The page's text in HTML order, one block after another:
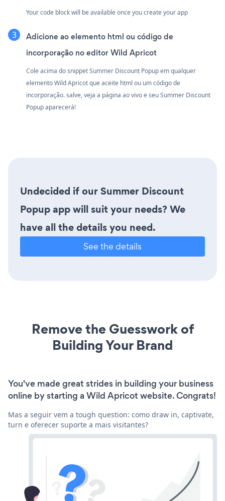
Your code block will be available once you create your app
Adicione ao elemento html ou código de
incorporação no editor Wild Apricot
Cole acima do snippet Summer Discount Popup em qualquer
elemento Wild Apricot que aceite html ou um código de
incorporação. salve, veja a página ao vivo e seu Summer Discount
Popup aparecerá!
Undecided if our Summer Discount
Popup app will suit your needs? We
have all the details you need.
See the details
Remove the Guesswork of
Building Your Brand
You've made great strides in building your business
online by starting a Wild Apricot website. Congrats!
Mas a seguir vem a tough question: como draw in, captivate,
turn e oferecer suporte a mais visitantes?